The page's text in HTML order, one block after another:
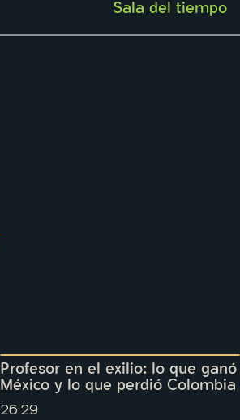
Sala del tiempo
Profesor en el exilio: lo que ganó
México y lo que perdió Colombia
26:29